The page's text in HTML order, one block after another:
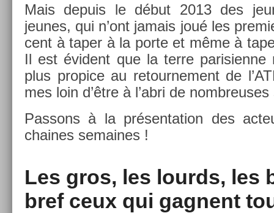
Mais de­puis le début 2013 des
jeunes, qui n’ont jamais joué les
cent à taper à la porte et même à
Il est évident que la terre parisien­ne
plus pro­pice au re­tour­ne­ment de
mes loin d’être à l’abri de
Pas­sons à la présen­ta­tion des
chaines semaines !
Les gros, les lourds, les
bref ceux qui gag­nent